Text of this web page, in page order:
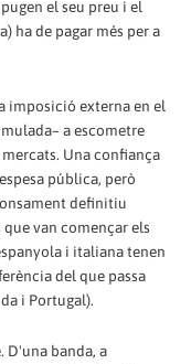
el seu preu i el
ha de pagar més per a
imposició externa en el
a escometre
Una confiança
pública, però
definitiu
van començar els
i italiana tenen
del que passa
i Portugal).
D'una banda, a